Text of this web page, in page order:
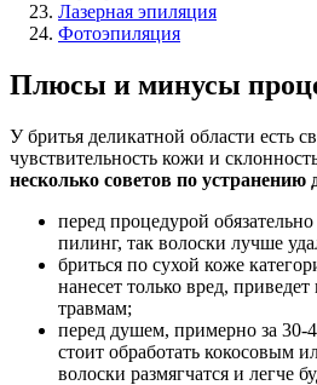
Лазерная эпиляция
Фотоэпиляция
Плюсы и минусы
У бритья деликатной области есть
чувствительность кожи и
несколько советов по
перед процедурой
пилинг, так волоски лучше
бриться по сухой коже
нанесет только вред,
травмам;
перед душем, примерно за 30-
стоит обработать кокосовым
волоски размягчатся и легче